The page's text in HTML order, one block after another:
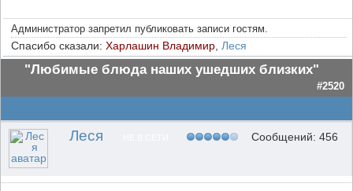
Администратор запретил публиковать записи гостям.
Спасибо сказали: Харлашин Владимир Леся
"Любимые блюда наших ушедших близких"
#2520
Леся Сообщений: 456